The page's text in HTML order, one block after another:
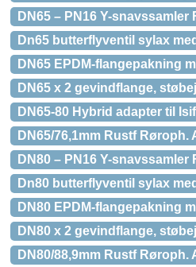
DN65 – PN16 Y-snavssamler
Dn65 butterflyventil sylax
DN65 EPDM-flangepakning
DN65 x 2 gevindflange,
DN65-80 Hybrid adapter til
DN65/76,1mm Rustf Røroph.
DN80 – PN16 Y-snavssamler
Dn80 butterflyventil sylax
DN80 EPDM-flangepakning
DN80 x 2 gevindflange,
DN80/88,9mm Rustf Røroph.